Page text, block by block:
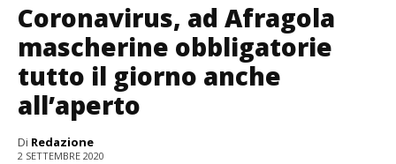
Coronavirus, ad Afragola
mascherine obbligatorie
tutto il giorno anche
all’aperto
Di Redazione
2 SETTEMBRE 2020